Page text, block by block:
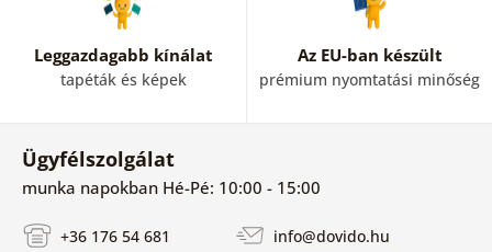
Leggazdagabb kínálat
tapéták és képek
Az EU-ban készült
prémium nyomtatási minőség
Ügyfélszolgálat
munka napokban Hé-Pé: 10:00 - 15:00
+36 176 54 681 info@dovido.hu